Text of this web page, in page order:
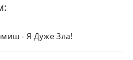
- Я Дуже Зла!